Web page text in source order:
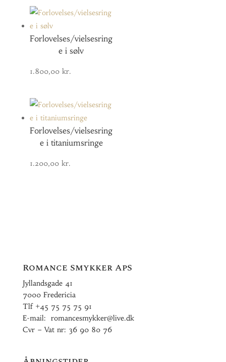
Forlovelses/vielsesring
e i sølv
1.800,00 kr.
Forlovelses/vielsesring
e i titaniumsringe
1.200,00 kr.
Romance Smykker ApS
Jyllandsgade 41
7000 Fredericia
Tlf +45 75 75 75 91
E-mail: romancesmykker@live.dk
Cvr – Vat nr: 36 90 80 76